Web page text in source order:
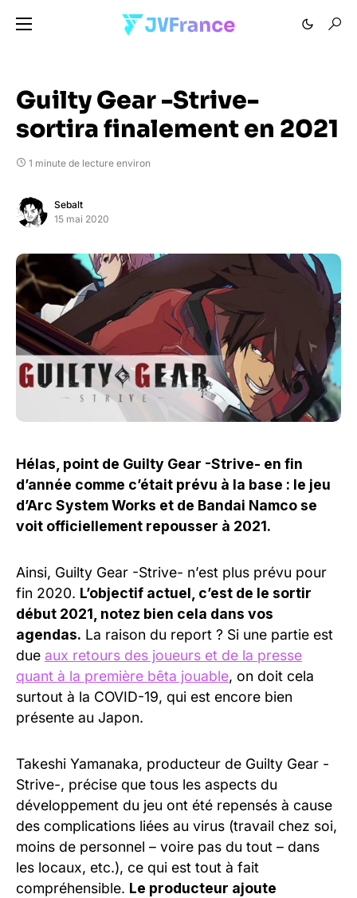
Guilty Gear -Strive-
sortira finalement en 2021
1 minute de lecture environ
Sebalt
15 mai 2020
Hélas, point de Guilty Gear -Strive- en fin
d’année comme c’était prévu à la base : le jeu
d’Arc System Works et de Bandai Namco se
voit officiellement repousser à 2021.
Ainsi, Guilty Gear -Strive- n’est plus prévu pour
fin 2020. L’objectif actuel, c’est de le sortir
début 2021, notez bien cela dans vos
agendas. La raison du report ? Si une partie est
due aux retours des joueurs et de la presse
quant à la première bêta jouable, on doit cela
surtout à la COVID-19, qui est encore bien
présente au Japon.
Takeshi Yamanaka, producteur de Guilty Gear -
Strive-, précise que tous les aspects du
développement du jeu ont été repensés à cause
des complications liées au virus (travail chez soi,
moins de personnel – voire pas du tout – dans
les locaux, etc.), ce qui est tout à fait
compréhensible. Le producteur ajoute